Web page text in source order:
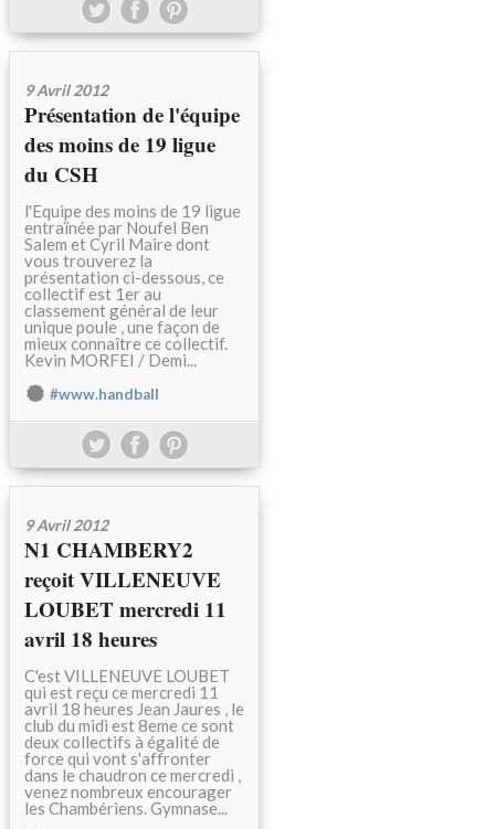
9 Avril 2012
Présentation de l'équipe
des moins de 19 ligue
du CSH
l'Equipe des moins de 19 ligue
entraïnée par Noufel Ben
Salem et Cyril Maire dont
vous trouverez la
présentation ci-dessous, ce
collectif est 1er au
classement général de leur
unique poule , une façon de
mieux connaître ce collectif.
Kevin MORFEI / Demi...
#www.handball
9 Avril 2012
N1 CHAMBERY2
reçoit VILLENEUVE
LOUBET mercredi 11
avril 18 heures
C'est VILLENEUVE LOUBET
qui est reçu ce mercredi 11
avril 18 heures Jean Jaures , le
club du midi est 8eme ce sont
deux collectifs à égalité de
force qui vont s'affronter
dans le chaudron ce mercredi ,
venez nombreux encourager
les Chambériens. Gymnase...